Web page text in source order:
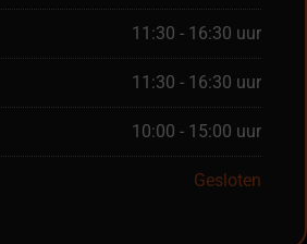
11:30 - 16:30 uur
11:30 - 16:30 uur
10:00 - 15:00 uur
Gesloten